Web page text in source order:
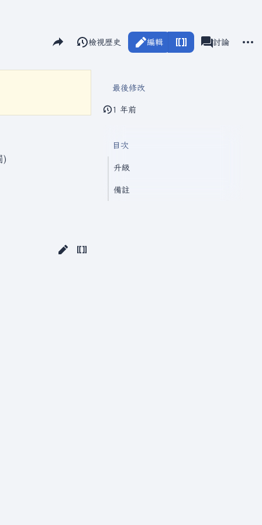
分享此頁面
視圖閱讀 編輯
檢視歷史 associated-
瓦爾海姆
討論
)
最後修改
1 年前
目次
升級
備註